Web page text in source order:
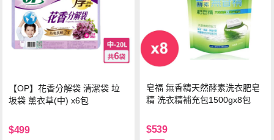
【OP】花香分解袋 清潔袋 垃
圾袋 薰衣草(中) x6包
$499
皂福 無香精天然酵素洗衣肥皂
精 洗衣精補充包1500gx8包
$539